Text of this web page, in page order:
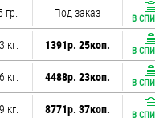
гр. Под заказ В
кг. 1391р. 25коп. В
кг. 4488р. 23коп. В
кг. 8771р. 37коп. В